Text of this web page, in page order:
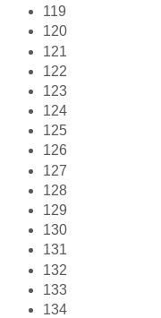
119
120
121
122
123
124
125
126
127
128
129
130
131
132
133
134